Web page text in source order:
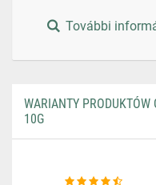
További
WARIANTY PRODUKTÓW
10G